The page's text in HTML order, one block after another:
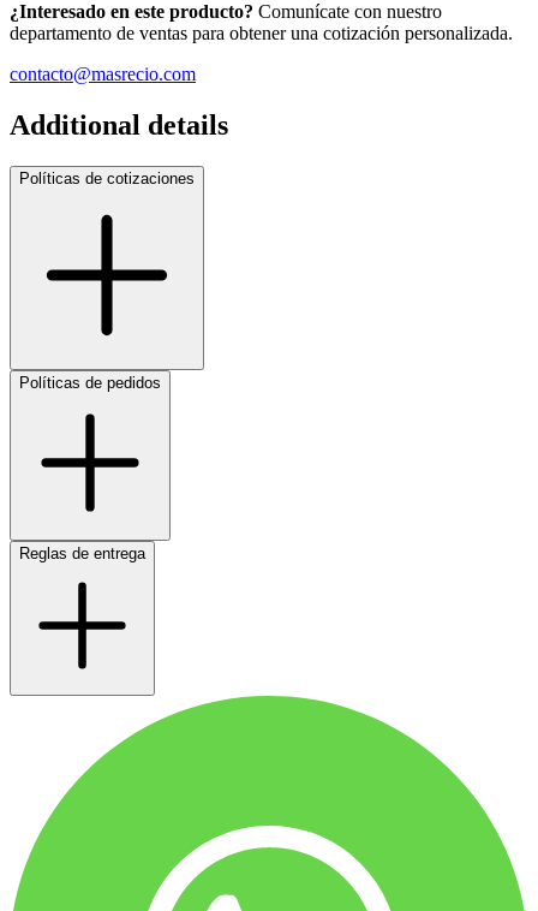
¿Interesado en este producto? Comunícate con nuestro
departamento de ventas para obtener una cotización personalizada.
contacto@masrecio.com
Additional details
Políticas de cotizaciones
Políticas de pedidos
Reglas de entrega